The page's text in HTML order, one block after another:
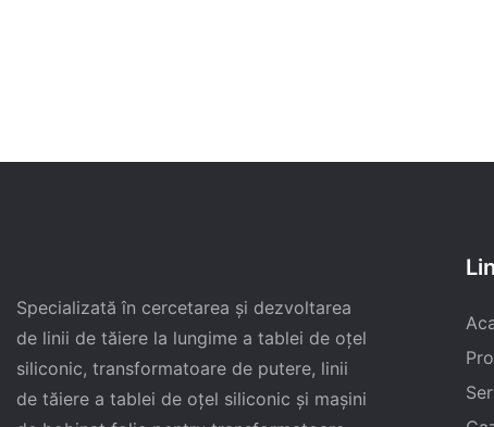
Specializată în cercetarea și dezvoltarea
de linii de tăiere la lungime a tablei de oțel
siliconic, transformatoare de putere, linii
de tăiere a tablei de oțel siliconic și mașini